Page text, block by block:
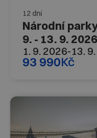
12 dní
Národní
9. - 13. 9. 2026
1. 9. 2026-13.
93 990Kč